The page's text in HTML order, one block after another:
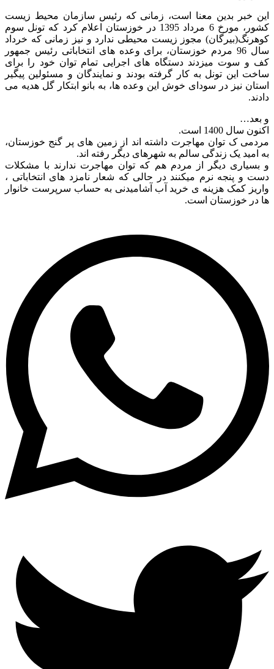
خبر بدین معنا است، زمانی که رئیس سازمان محیط زیست
کشور، مورخ 6 مرداد 1395 در خوزستان اعلام کرد که تونل سوم
مجوز زیست محیطی ندارد و نیز زمانی که خرداد
سال 96 مردم خوزستان، برای وعده های انتخاباتی رئیس جمهور
و سوت میزدند دستگاه های اجرایی تمام توان خود را برای
این تونل به کار گرفته بودند و نمایندگان و مسئولین پیگیر
نیز در سودای خوش این وعده ها، به بانو ابتکار گل هدیه می
سال 1400 است.
ک توان مهاجرت داشته اند از زمین های پر گنج خوزستان،
امید یک زندگی سالم به شهرهای دیگر رفته اند.
دیگر از مردم هم که توان مهاجرت ندارند با مشکلات
و پنجه نرم میکنند در حالی که شعار نامزد های انتخاباتی ،
کمک هزینه ی خرید آب آشامیدنی به حساب سرپرست خانوار
در خوزستان است.